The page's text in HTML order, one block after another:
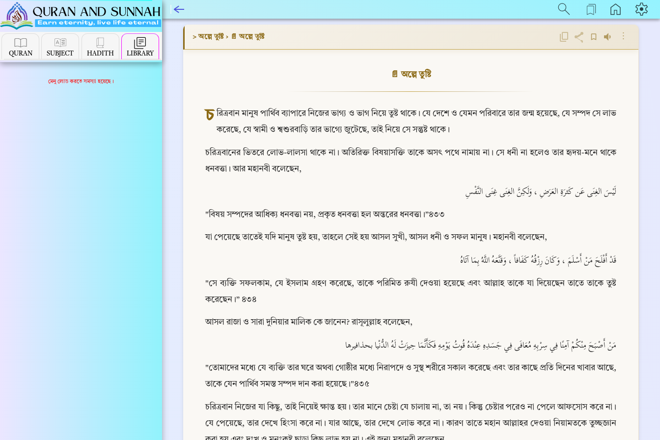
QURAN SUBJECT HADITH LIBRARY
মেনু লোড করতে সমস্যা হয়েছে।
> অল্পে তুষ্টি › 📄 অল্পে তুষ্টি ⋮
📄 অল্পে তুষ্টি
চ রিত্রবান মানুষ পার্থিব ব্যাপারে নিজের ভাগ্য ও ভাগ নিয়ে তুষ্ট থাকে। যে দেশে ও যেমন পরিবারে তার জন্ম হয়েছে, যে সম্পদ সে লাভ
করেছে, যে স্বামী ও শ্বশুরবাড়ি তার ভাগ্যে জুটেছে, তাই নিয়ে সে সন্তুষ্ট থাকে।
চরিত্রবানের ভিতরে লোভ-লালসা থাকে না। অতিরিক্ত বিষয়াসক্তি তাকে অসৎ পথে নামায় না। সে ধনী না হলেও তার হৃদয়-মনে থাকে
ধনবত্তা। আর মহানবী বলেছেন,
لَيْسَ الغِنَى عَن كَثرَةِ العَرَضِ ، وَلَكِنَّ الغِنَى غِنَى النَّفْسِ
"বিষয় সম্পদের আধিক্য ধনবত্তা নয়, প্রকৃত ধনবত্তা হল অন্তরের ধনবত্তা।”৪৩৩
যা পেয়েছে তাতেই যদি মানুষ তুষ্ট হয়, তাহলে সেই হয় আসল সুখী, আসল ধনী ও সফল মানুষ। মহানবী বলেছেন,
قَدْ أَفْلَحَ مَنْ أَسْلَمَ ، وَكَانَ رِزْقُهُ كَفَافاً ، وَقَنَّعَهُ اللَّهُ بِمَا آتَاهُ
"সে ব্যক্তি সফলকাম, যে ইসলাম গ্রহণ করেছে, তাকে পরিমিত রুযী দেওয়া হয়েছে এবং আল্লাহ তাকে যা দিয়েছেন তাতে তাকে তুষ্ট
করেছেন।” ৪৩৪
আসল রাজা ও সারা দুনিয়ার মালিক কে জানেন? রাসূলুল্লাহ বলেছেন,
مَنْ أَصْبَحَ مِنْكُمْ آمِنًا فِي سِرْبِهِ مُعَافَى فِي جَسَدِهِ عِنْدَهُ قُوتُ يَوْمِهِ فَكَأَنَّمَا حِيزَتْ لَهُ الدُّنْيا بحذافيرها
"তোমাদের মধ্যে যে ব্যক্তি তার ঘরে অথবা গোষ্ঠীর মধ্যে নিরাপদে ও সুস্থ শরীরে সকাল করেছে এবং তার কাছে প্রতি দিনের খাবার আছে,
তাকে যেন পার্থিব সমস্ত সম্পদ দান করা হয়েছে।"৪৩৫
চরিত্রবান নিজের যা কিছু, তাই নিয়েই ক্ষান্ত হয়। তার মানে চেষ্টা যে চালায় না, তা নয়। কিন্তু চেষ্টার পরেও না পেলে আফসোস করে না।
যে পেয়েছে, তার দেখে হিংসা করে না। যার আছে, তার দেখে লোভ করে না। কারণ তাতে মহান আল্লাহর দেওয়া নিয়ামতকে তুচ্ছজ্ঞান
Copy